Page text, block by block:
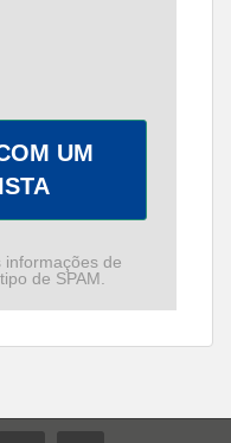
UM
informações de
de SPAM.